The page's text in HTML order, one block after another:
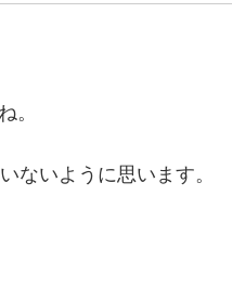
ないように思います。